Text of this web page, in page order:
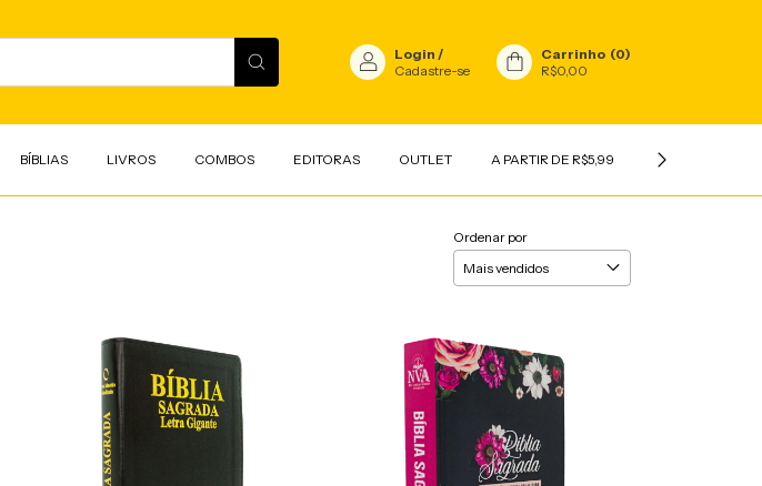
Login /
Cadastre-se
Carrinho (0)
R$0,00
BÍBLIAS LIVROS COMBOS EDITORAS OUTLET A PARTIR DE R$5,99 INFANTIL
Ordenar por